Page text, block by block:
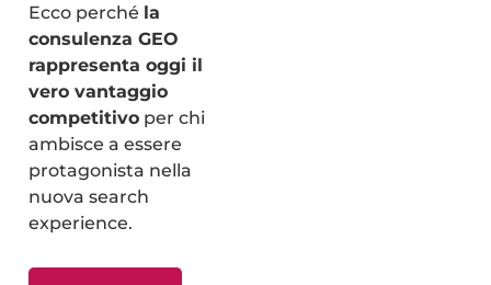
Ecco perché la
consulenza GEO
rappresenta oggi il
vero vantaggio
competitivo per chi
ambisce a essere
protagonista nella
nuova search
experience.